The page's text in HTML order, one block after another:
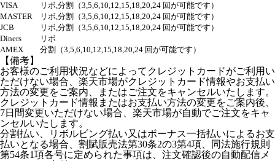
VISA
リボ,分割（3,5,6,10,12,15,18,20,24 回が可能です）
MASTER
リボ,分割（3,5,6,10,12,15,18,20,24 回が可能です）
JCB
リボ,分割（3,5,6,10,12,15,18,20,24 回が可能です）
Diners
リボ
AMEX
分割（3,5,6,10,12,15,18,20,24 回が可能です）
【備考】
お客様のご利用状況などによってクレジットカードがご利用い
ただけない場合、楽天市場がクレジットカード情報やお支払い
方法の変更をご案内、またはご注文をキャンセルいたします。
クレジットカード情報またはお支払い方法の変更をご案内後、
7日間変更いただけない場合、楽天市場が自動でご注文をキャ
ンセルいたします。
分割払い、リボルビング払い又はボーナス一括払いによるお支
払いとなる場合、割賦販売法第30条2の3第4項、同法施行規則
第54条1項各号に定められた事項は、注文確認後の自動配信メ